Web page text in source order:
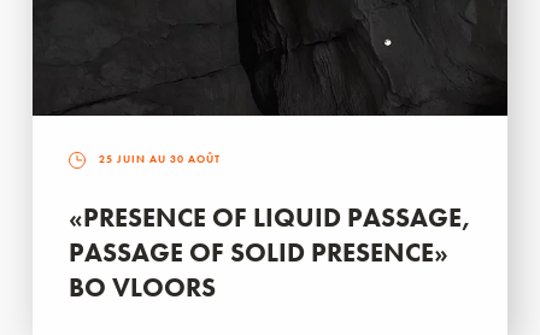
25 JUIN AU 30 AOÛT
«PRESENCE OF LIQUID PASSAGE,
PASSAGE OF SOLID PRESENCE»
BO VLOORS